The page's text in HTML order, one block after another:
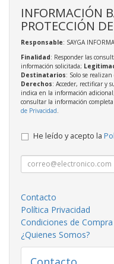
INFORMACIÓN
PROTECCIÓN
Responsable: SAYGA
Finalidad: Responder las
información solicitada;
Destinatarios: Solo se
Derechos: Acceder, rectificar y
indica en la información adicional;
consultar la información
de Privacidad
He leído y acepto la
Contacto
Política Privacidad
Condiciones de Compra
¿Quienes Somos?